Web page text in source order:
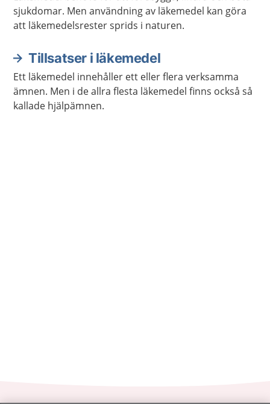
sjukdomar. Men användning av läkemedel kan göra
att läkemedelsrester sprids i naturen.
Tillsatser i läkemedel
Ett läkemedel innehåller ett eller flera verksamma
ämnen. Men i de allra flesta läkemedel finns också så
kallade hjälpämnen.